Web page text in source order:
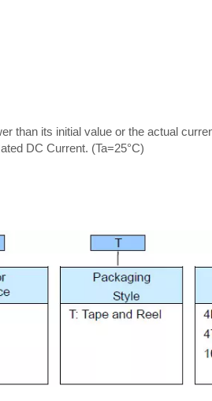
than its initial value or the actual
DC Current. (Ta=25°C)